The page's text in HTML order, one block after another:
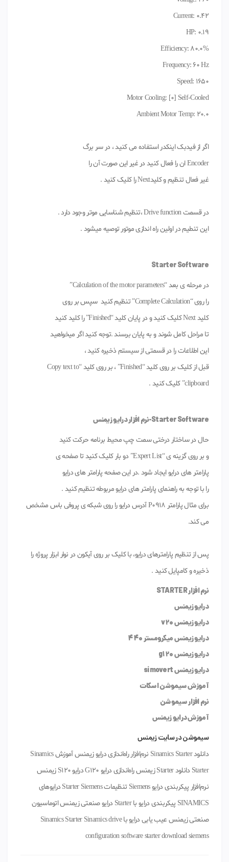
Current: 0.42
HP: 0.19
Efficiency: 80.0%
Frequency: 60 Hz
Speed: 1650
Motor Cooling: [0] Self-Cooled
Ambient Motor Temp: 20.0
اگر از فیدبک اینکدر استفاده می کنید ، در سر برگ
Encoder ان را فعال کنید در غیر این صورت آن را
غیر فعال تنظیم و کلیدNext را کلیک کنید .
در قسمت Drive function ،تنظیم شناسایی موتر وجود دارد .
این تنطیم در اولین راه اندازی موتور توصیه میشود .
Starter Software
در مرحله ی بعد “Calculation of the motor parameters”
را روی “Complete Calculation” تنظیم کنید سپس بر روی
کلید Next کلیک کنید و در پایان کلید “Finished” را کلید کنید
تا مراحل کامل شوند و به پایان برسند .توجه کنید اگر میخواهید
این اطلاعات را در قسمتی از سیستم ذخیره کنید ،
قبل از کلیک بر روی کلید “Finished” ، بر روی کلید “Copy text to
clipboard” کلیک کنید .
Starter Software-نرم افزار درایو زیمنس
حال در ساختار درختی سمت چپ محیط برنامه حرکت کنید
و بر روی گزینه ی “Expert List” دو بار کلیک کنید تا صفحه ی
پارامتر های درایو ایجاد شود .در این صفحه پارامتر های درایو
را با توجه به راهنمای پارامتر های درایو مربوطه تنظیم کنید .
برای مثال پارامتر P0918 آدرس درایو را روی شبکه ی پروفی باس مشخص
می کند.
پس از تنظیم پارامترهای درایو، با کلیک بر روی آیکون در نوار ابزار پروژه را
ذخیره و کامپایل کنید .
نرم افزار STARTER
درایو زیمنس
درایو زیمنس v20
درایو زیمنس میکرومستر 440
درایو زیمنس g120
درایو زیمنس simovert
آموزش سیموشن اسکات
نرم افزار سیموشن
آموزش درایو زیمنس
سیموشن در سایت زیمنس
دانلود Sinamics Starter نرم‌افزار راه‌اندازی درایو زیمنس آموزش Sinamics
Starter دانلود Starter زیمنس راه‌اندازی درایو G120 درایو S120 زیمنس
نرم‌افزار پیکربندی درایو Siemens تنظیمات Starter Siemens درایوهای
SINAMICS پیکربندی درایو با Starter درایو صنعتی زیمنس اتوماسیون
صنعتی زیمنس عیب یابی درایو با Sinamics Starter Sinamics drive
configuration software starter download siemens